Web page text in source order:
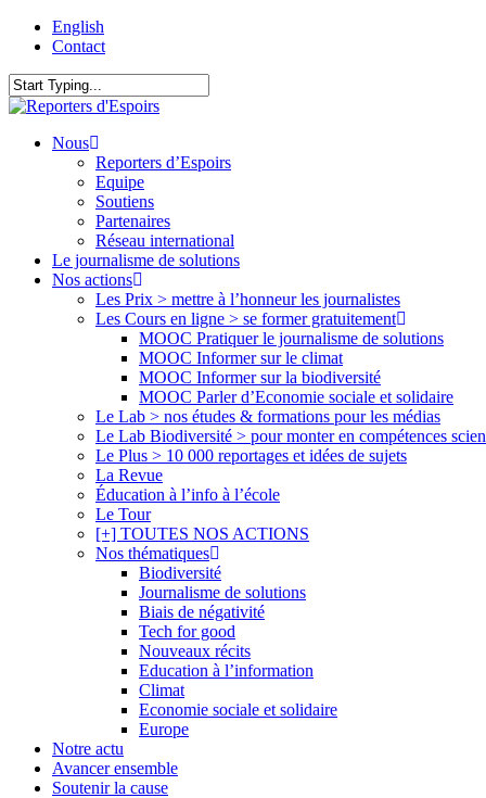
Skip
content
English
Contact
Close
search
Menu
Nous
Reporters d’Espoirs
Equipe
Soutiens
Partenaires
Réseau international
Le journalisme de solutions
Nos actions
Les Prix > mettre à l’honneur les journalistes
Les Cours en ligne > se former gratuitement
MOOC Pratiquer le journalisme de solutions
MOOC Informer sur le climat
MOOC Informer sur la biodiversité
MOOC Parler d’Economie sociale et solidaire
Le Lab > nos études & formations pour les médias
Le Lab Biodiversité > pour monter en compétences
Le Plus > 10 000 reportages et idées de sujets
La Revue
Éducation à l’info à l’école
Le Tour
[+] TOUTES NOS ACTIONS
Nos thématiques
Biodiversité
Journalisme de solutions
Biais de négativité
Tech for good
Nouveaux récits
Education à l’information
Climat
Economie sociale et solidaire
Europe
Notre actu
Avancer ensemble
Soutenir la cause